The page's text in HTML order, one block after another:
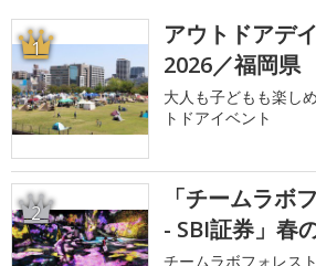
1
アウトドアデ
2026／福岡県
大人も子どもも楽し
トドアイベント
2
「チームラボ
- SBI証券」春
チームラボフォレス